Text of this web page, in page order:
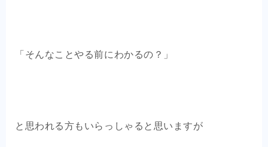
「そんなことやる前にわかるの？」
と思われる方もいらっしゃると思いますが